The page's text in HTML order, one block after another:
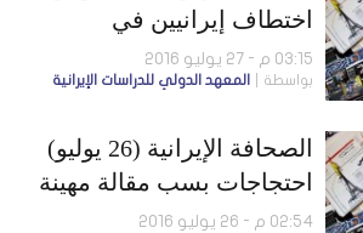
اختطاف إيرانيين في
المدمنين إلى المخدرات
03:15 م - 27 يوليو 2016
بواسطة المعهد الدولي للدراسات الإيرانية
الصحافة الإيرانية (26 يوليو)
احتجاجات بسب مقالة مهينة
للعرق التركي..وصلات شقيق
02:54 م - 26 يوليو 2016